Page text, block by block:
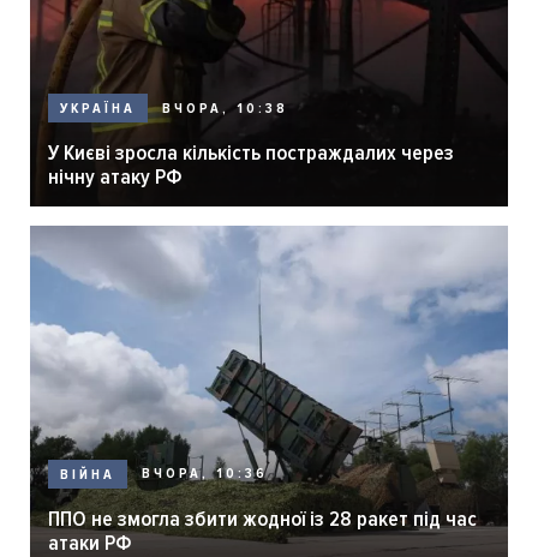
УКРАЇНА ВЧОРА, 10:38
У Києві зросла кількість постраждалих через
нічну атаку РФ
ВІЙНА ВЧОРА, 10:36
ППО не змогла збити жодної із 28 ракет під час
атаки РФ